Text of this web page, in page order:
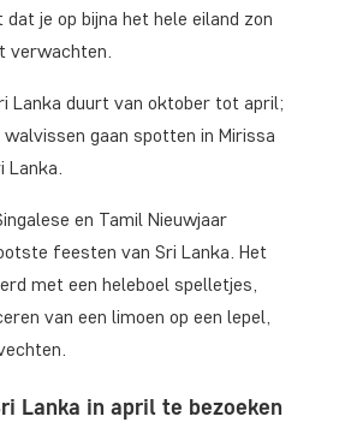
je op bijna het hele eiland zon
verwachten.
Lanka duurt van oktober tot april;
gaan spotten in Mirissa
Lanka.
en Tamil Nieuwjaar
feesten van Sri Lanka. Het
met een heleboel spelletjes,
van een limoen op een lepel,
Lanka in april te bezoeken